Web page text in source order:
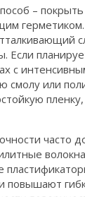
–
Если
с
смолу или
часто
повышают